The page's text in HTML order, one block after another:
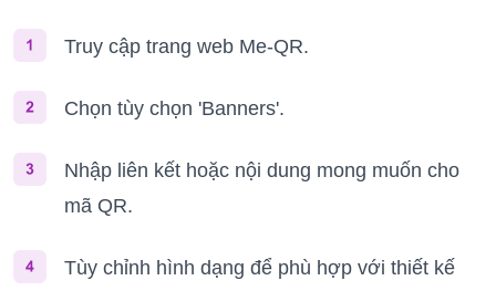
Truy cập trang web Me-QR.
Chọn tùy chọn 'Banners'.
Nhập liên kết hoặc nội dung mong muốn cho
mã QR.
Tùy chỉnh hình dạng để phù hợp với thiết kế